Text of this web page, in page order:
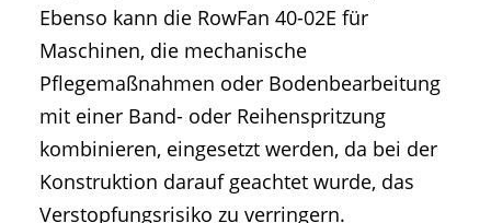
Ebenso kann die RowFan 40-02E für
Maschinen, die mechanische
Pflegemaßnahmen oder Bodenbearbeitung
mit einer Band- oder Reihenspritzung
kombinieren, eingesetzt werden, da bei der
Konstruktion darauf geachtet wurde, das
Verstopfungsrisiko zu verringern.